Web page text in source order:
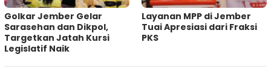
Golkar Jember Gelar
Sarasehan dan Dikpol,
Targetkan Jatah Kursi
Legislatif Naik
Layanan MPP di Jember
Tuai Apresiasi dari Fraksi
PKS